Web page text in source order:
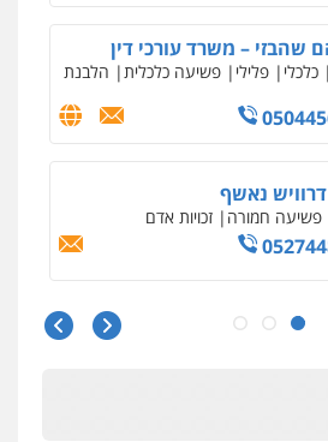
שהבזי – משרד עורכי דין
כלכלי פלילי פשיעה כלכלית הלבנת
נאשף
פשיעה חמורה זכויות אדם
שילה ענבר
ייעוץ לעורכי